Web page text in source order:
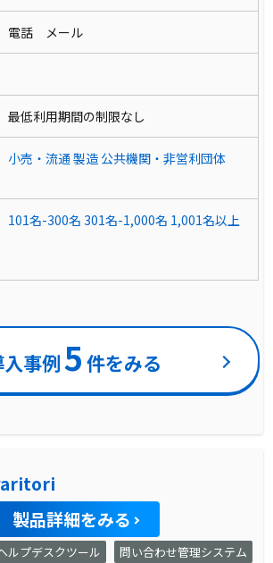
電話 メール
最低利用期間の制限なし
小売・流通 製造 公共機関・非営利団体
101名-300名 301名-1,000名 1,001名以上
事例5 件をみる
製品詳細をみる
ルプデスクツール 問い合わせ管理システム